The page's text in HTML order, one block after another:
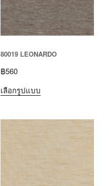
80019 LEONARDO
฿560
เลือกรูปแบบ